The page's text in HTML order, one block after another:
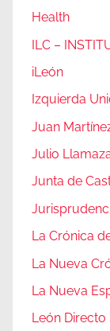
Health
ILC –
iLeón
Izquierda
Juan
Julio
Junta de
La Crónica
La Nueva
La Nueva
León Directo